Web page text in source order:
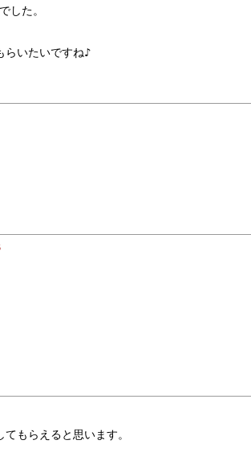
した。
らいたいですね♪
もらえると思います。